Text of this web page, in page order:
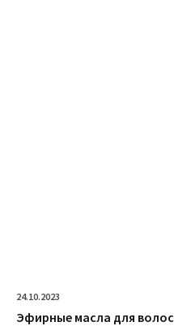
24.10.2023
Эфирные масла для волос